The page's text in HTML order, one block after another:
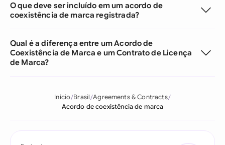
O que deve ser incluído em um acordo de
coexistência de marca registrada?
Qual é a diferença entre um Acordo de
Coexistência de Marca e um Contrato de Licença
de Marca?
Início Brasil Agreements & Contracts
Acordo de coexistência de marca